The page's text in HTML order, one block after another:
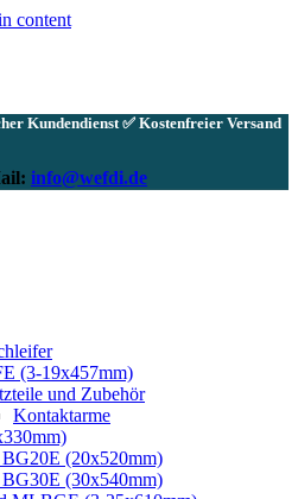
content
Kundendienst ✅ Kostenfreier Versand
info@wefdi.de
(3-19x457mm)
und Zubehör
Kontaktarme
(20x520mm)
(30x540mm)